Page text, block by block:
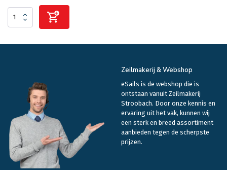
Zeilmakerij & Webshop
eSails is de webshop die is
ontstaan vanuit Zeilmakerij
Stroobach. Door onze kennis en
ervaring uit het vak, kunnen wij
een sterk en breed assortiment
aanbieden tegen de scherpste
prijzen.